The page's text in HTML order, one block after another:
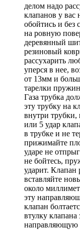
делом надо
клапанов у вас
обойтись и без
на ровную
деревянный
резиновый
рассухарить
уперся в нее,
от 13мм и
тарелки
Газа трубка
эту трубку на
внутри трубки,
или 5 удар
в трубке и не
прижимайте
ударе не
не бойтесь,
ударит. Клапан
вставляйте
около
эту
клапан
втулку
направляющую